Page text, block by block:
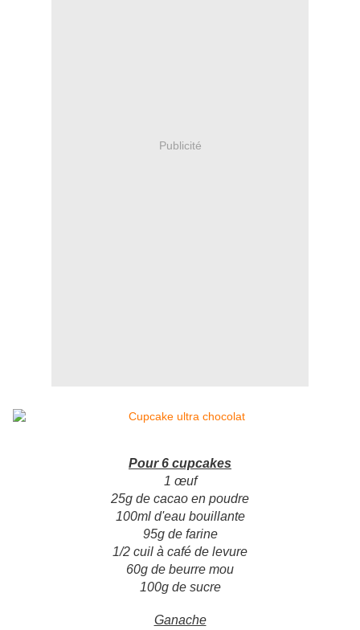
Publicité
Pour 6 cupcakes
1 œuf
25g de cacao en poudre
100ml d'eau bouillante
95g de farine
1/2 cuil à café de levure
60g de beurre mou
100g de sucre
Ganache